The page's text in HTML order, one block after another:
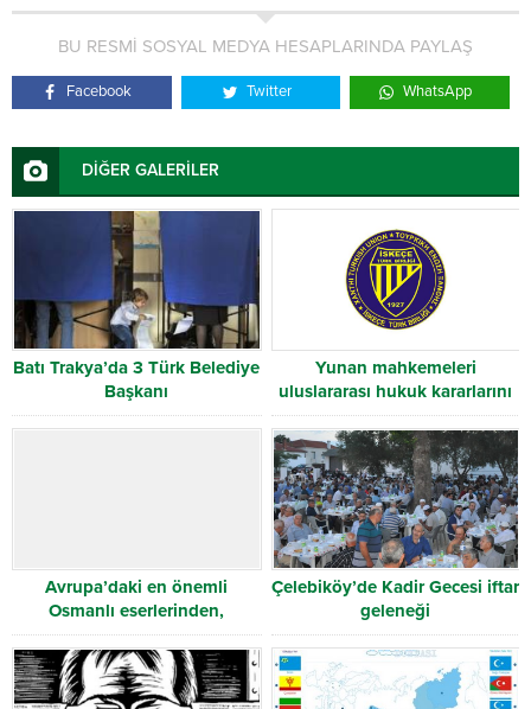
BU RESMİ SOSYAL MEDYA HESAPLARINDA PAYLAŞ
Facebook Twitter WhatsApp
DİĞER GALERİLER
Batı Trakya’da 3 Türk Belediye
Başkanı
Yunan mahkemeleri
uluslararası hukuk kararlarını
yine yok saydı
Avrupa’daki en önemli
Osmanlı eserlerinden,
Dimetoka Beyazıt Camii
restore edilecek
Çelebiköy’de Kadir Gecesi iftar
geleneği